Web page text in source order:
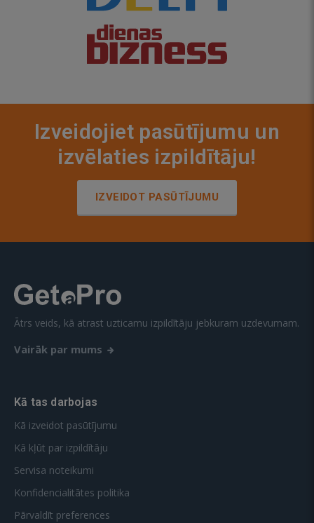
Izveidojiet pasūtījumu un
izvēlaties izpildītāju!
IZVEIDOT PASŪTĪJUMU
Ātrs veids, kā atrast uzticamu izpildītāju jebkuram uzdevumam.
Vairāk par mums
Kā tas darbojas
Kā izveidot pasūtījumu
Kā kļūt par izpildītāju
Servisa noteikumi
Konfidencialitātes politika
Pārvaldīt preferences